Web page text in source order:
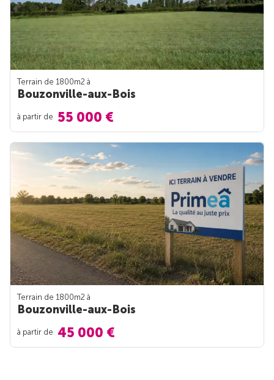
Terrain de 1800m2 à
Bouzonville-aux-Bois
à partir de 55 000 €
Terrain de 1800m2 à
Bouzonville-aux-Bois
à partir de 45 000 €